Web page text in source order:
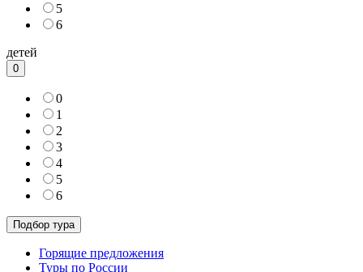
5
6
детей
0
0
1
2
3
4
5
6
Горящие предложения
Туры по России